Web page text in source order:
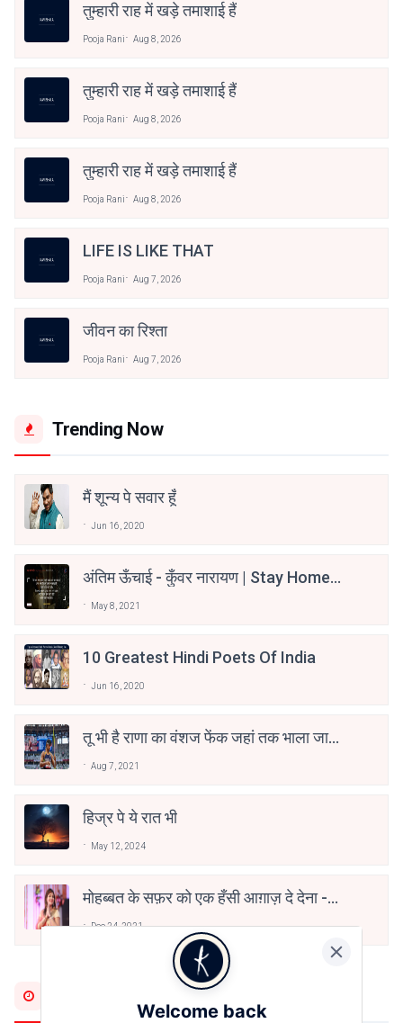
तुम्हारी राह में खड़े तमाशाई हैं
Pooja Rani Aug 8, 2026
तुम्हारी राह में खड़े तमाशाई हैं
Pooja Rani Aug 8, 2026
तुम्हारी राह में खड़े तमाशाई हैं
Pooja Rani Aug 8, 2026
LIFE IS LIKE THAT
Pooja Rani Aug 7, 2026
जीवन का रिश्ता
Pooja Rani Aug 7, 2026
Trending Now
मैं शून्य पे सवार हूँ
Jun 16, 2020
अंतिम ऊँचाई - कुँवर नारायण | Stay Home
May 8, 2021
10 Greatest Hindi Poets Of India
Jun 16, 2020
तू भी है राणा का वंशज फेंक जहां तक भाला जाए:
Aug 7, 2021
हिज्र पे ये रात भी
May 12, 2024
मोहब्बत के सफ़र को एक हँसी आग़ाज़ दे देना -
Dec 24, 2021
Welcome back